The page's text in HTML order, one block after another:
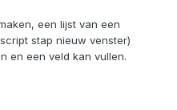
een lijst van een
stap nieuw venster)
en een veld kan vullen.